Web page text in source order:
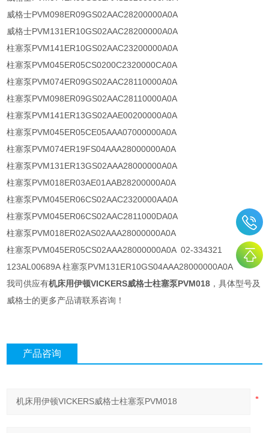
威格士PVM098ER09GS02AAC28200000A0A
威格士PVM131ER10GS02AAC28200000A0A
柱塞泵PVM141ER10GS02AAC23200000A0A
柱塞泵PVM045ER05CS0200C2320000CA0A
柱塞泵PVM074ER09GS02AAC28110000A0A
柱塞泵PVM098ER09GS02AAC28110000A0A
柱塞泵PVM141ER13GS02AAE00200000A0A
柱塞泵PVM045ER05CE05AAA07000000A0A
柱塞泵PVM074ER19FS04AAA28000000A0A
柱塞泵PVM131ER13GS02AAA28000000A0A
柱塞泵PVM018ER03AE01AAB28200000A0A
柱塞泵PVM045ER06CS02AAC2320000AA0A
柱塞泵PVM045ER06CS02AAC2811000DA0A
柱塞泵PVM018ER02AS02AAA28000000A0A
柱塞泵PVM045ER05CS02AAA28000000A0A 02-334321
123AL00689A 柱塞泵PVM131ER10GS04AAA28000000A0A
我司供应有机床用伊顿VICKERS威格士柱塞泵PVM018 ，具体型号及
威格士的更多产品请联系咨询！
产品咨询